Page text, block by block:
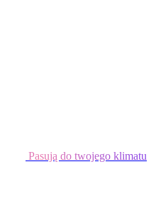
Pasują do twojego klimatu